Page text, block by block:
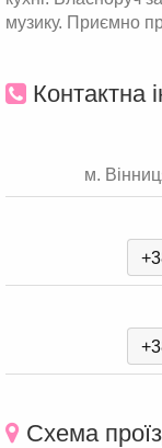
музику. Приємно
Контактна
м.
Схема